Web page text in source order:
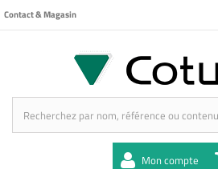
Contact & Magasin
Mon compte